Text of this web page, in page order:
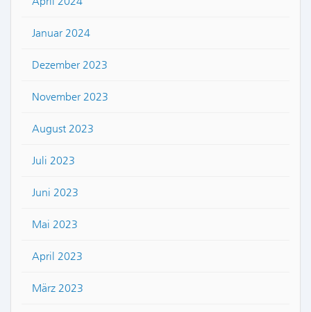
Januar 2024
Dezember 2023
November 2023
August 2023
Juli 2023
Juni 2023
Mai 2023
April 2023
März 2023